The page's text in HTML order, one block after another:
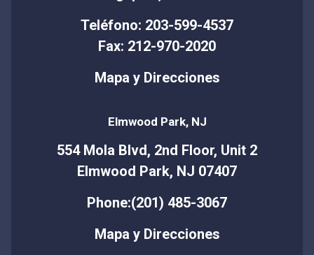
Teléfono: 203-599-4537
Fax: 212-970-2020
Mapa y Direcciones
Elmwood Park, NJ
554 Mola Blvd, 2nd Floor, Unit 2
Elmwood Park, NJ 07407
Phone:(201) 485-3067
Mapa y Direcciones